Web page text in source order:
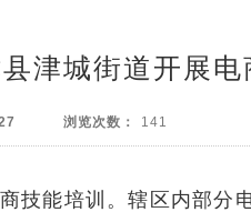
津城街道开展电
浏览次数： 141
能培训。辖区内部分